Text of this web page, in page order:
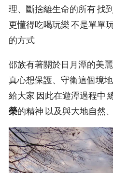
理、斷捨離生命的所有 找
更懂得吃喝玩樂 不是單單
的方式
邵族有著關於日月潭的美
真心想保護、守衛這個境
給大家 因此在遊潭過程中
榮的精神 以及與大地自然